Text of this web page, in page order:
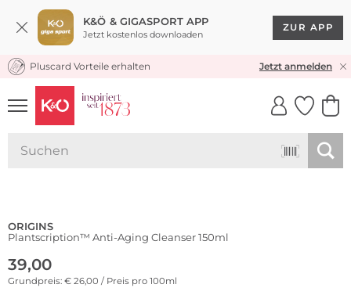
K&Ö & GIGASPORT APP
Jetzt kostenlos downloaden
ZUR APP
KOSTENLOSER VERSAND* & RÜCKVERSAND
Pluscard Vorteile erhalten Jetzt anmelden
UNSERE APP
CLICK &
ORIGINS
Plantscription™ Anti-Aging Cleanser 150ml
39,00
Grundpreis: € 26,00 / Preis pro 100ml